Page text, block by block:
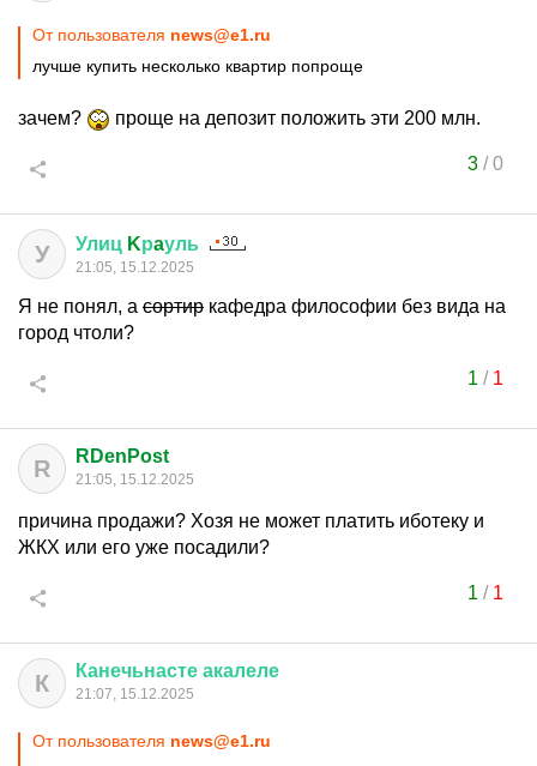
От пользователя news@e1.ru
лучше купить несколько квартир попроще
зачем? проще на депозит положить эти 200 млн.
3/0
У Улиц Kрaуль
21:05, 15.12.2025
Я не понял, а сортир кафедра философии без вида на
город чтоли?
1 / 1
R RDenPost
21:05, 15.12.2025
причина продажи? Хозя не может платить иботеку и
ЖКХ или его уже посадили?
1 / 1
К Канечьнасте акалеле
21:07, 15.12.2025
От пользователя news@e1.ru